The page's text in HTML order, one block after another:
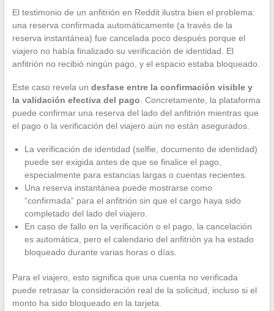
El testimonio de un anfitrión en Reddit ilustra bien el problema:
una reserva confirmada automáticamente (a través de la
reserva instantánea) fue cancelada poco después porque el
viajero no había finalizado su verificación de identidad. El
anfitrión no recibió ningún pago, y el espacio estaba bloqueado.
Este caso revela un desfase entre la confirmación visible y
la validación efectiva del pago . Concretamente, la plataforma
puede confirmar una reserva del lado del anfitrión mientras que
el pago o la verificación del viajero aún no están asegurados.
La verificación de identidad (selfie, documento de identidad)
puede ser exigida antes de que se finalice el pago,
especialmente para estancias largas o cuentas recientes.
Una reserva instantánea puede mostrarse como
“confirmada” para el anfitrión sin que el cargo haya sido
completado del lado del viajero.
En caso de fallo en la verificación o el pago, la cancelación
es automática, pero el calendario del anfitrión ya ha estado
bloqueado durante varias horas o días.
Para el viajero, esto significa que una cuenta no verificada
puede retrasar la consideración real de la solicitud, incluso si el
monto ha sido bloqueado en la tarjeta.